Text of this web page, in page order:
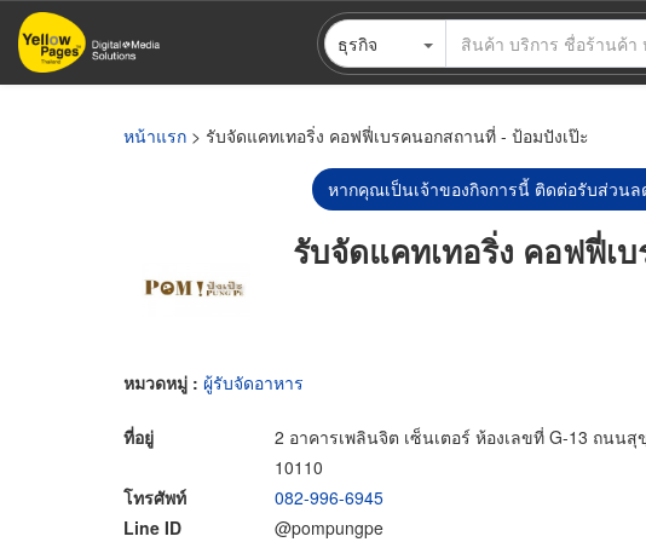
ข้าม
ไป
ธุรกิจ
หน้าแรก > รับจัดแคทเทอริ่ง คอฟฟี่เบรคนอกสถานที่ - ป้อมปังเป๊ะ
หากคุณเป็นเจ้าของกิจการนี้ ติดต่อรับส่วนล
รับจัดแคทเทอริ่ง คอฟฟี่เ
หมวดหมู่ : ผู้รับจัดอาหาร
ที่อยู่
2 อาคารเพลินจิต เซ็นเตอร์ ห้องเลขที่ G-13 ถนน
10110
โทรศัพท์
082-996-6945
Line ID
@pompungpe